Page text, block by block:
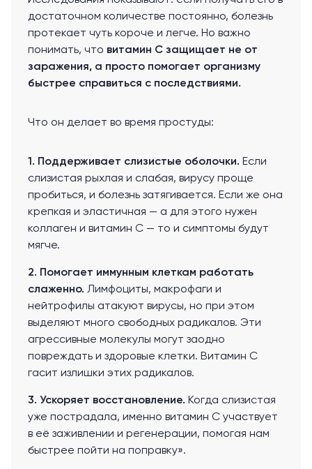
достаточном количестве постоянно, болезнь
протекает чуть короче и легче. Но важно
понимать, что витамин С защищает не от
заражения, а просто помогает организму
быстрее справиться с последствиями.
Что он делает во время простуды:
1. Поддерживает слизистые оболочки. Если
слизистая рыхлая и слабая, вирусу проще
пробиться, и болезнь затягивается. Если же она
крепкая и эластичная — а для этого нужен
коллаген и витамин С — то и симптомы будут
мягче.
2. Помогает иммунным клеткам работать
слаженно. Лимфоциты, макрофаги и
нейтрофилы атакуют вирусы, но при этом
выделяют много свободных радикалов. Эти
агрессивные молекулы могут заодно
повреждать и здоровые клетки. Витамин С
гасит излишки этих радикалов.
3. Ускоряет восстановление. Когда слизистая
уже пострадала, именно витамин С участвует
в её заживлении и регенерации, помогая нам
быстрее пойти на поправку».